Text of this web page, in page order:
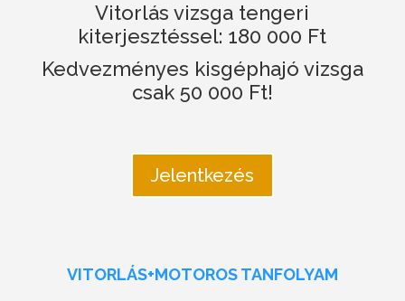
Vitorlás vizsga tengeri
kiterjesztéssel: 180 000 Ft
Kedvezményes kisgéphajó vizsga
csak 50 000 Ft!
Jelentkezés
VITORLÁS+MOTOROS TANFOLYAM